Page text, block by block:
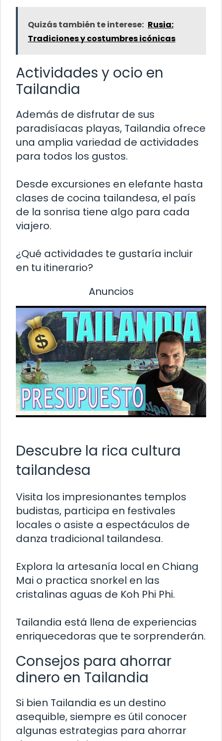
Quizás también te interese: Rusia:
Tradiciones y costumbres icónicas
Actividades y ocio en
Tailandia
Además de disfrutar de sus
paradisíacas playas, Tailandia ofrece
una amplia variedad de actividades
para todos los gustos.
Desde excursiones en elefante hasta
clases de cocina tailandesa, el país
de la sonrisa tiene algo para cada
viajero.
¿Qué actividades te gustaría incluir
en tu itinerario?
Anuncios
Descubre la rica cultura
tailandesa
Visita los impresionantes templos
budistas, participa en festivales
locales o asiste a espectáculos de
danza tradicional tailandesa.
Explora la artesanía local en Chiang
Mai o practica snorkel en las
cristalinas aguas de Koh Phi Phi.
Tailandia está llena de experiencias
enriquecedoras que te sorprenderán.
Consejos para ahorrar
dinero en Tailandia
Si bien Tailandia es un destino
asequible, siempre es útil conocer
algunas estrategias para ahorrar